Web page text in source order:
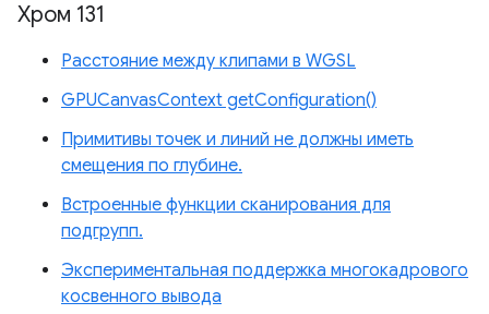
Хром 131
Расстояние между клипами в WGSL
GPUCanvasContext getConfiguration()
Примитивы точек и линий не должны иметь
смещения по глубине.
Встроенные функции сканирования для
подгрупп.
Экспериментальная поддержка многокадрового
косвенного вывода